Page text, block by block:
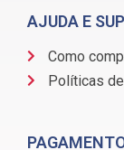
AJUDA E
Como
Políticas